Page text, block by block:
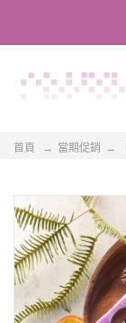
首頁 當期促銷